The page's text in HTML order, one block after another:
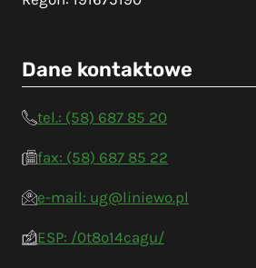
Dane kontaktowe
tel.: (58) 687 85 20
fax: (58) 687 85 22
e-mail: ug@liniewo.pl
ESP: /0t8o14cagu/